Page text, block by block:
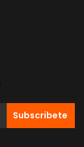
Subscribete